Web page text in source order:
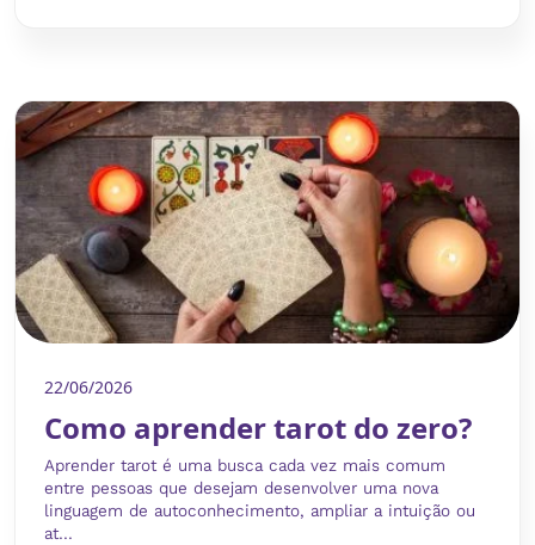
22/06/2026
Como aprender tarot do zero?
Aprender tarot é uma busca cada vez mais comum
entre pessoas que desejam desenvolver uma nova
linguagem de autoconhecimento, ampliar a intuição ou
at...